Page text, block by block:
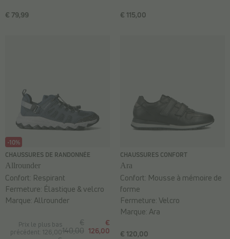
€ 79,99 € 115,00
-10%
CHAUSSURES DE RANDONNÉE
Allrounder
Prix le plus bas
précédent: 126,00
€
140,00
€
126,00
Confort: Respirant
Fermeture: Élastique & velcro
Marque:Allrounder
CHAUSSURES CONFORT
Ara
€ 120,00
Confort: Mousse à mémoire de
forme
Fermeture:Velcro
Marque:Ara